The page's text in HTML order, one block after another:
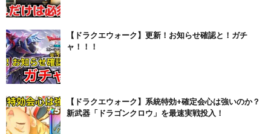
【ドラクエウォーク】更新！お知らせ確認と！ガチ
ャ！！！
【ドラクエウォーク】系統特効+確定会心は強いのか？
新武器「ドラゴンクロウ」を最速実戦投入！